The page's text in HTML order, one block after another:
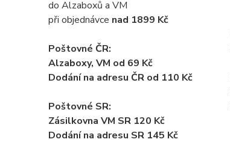
do Alzaboxů a VM
při objednávce nad 1899 Kč
Poštovné ČR:
Alzaboxy, VM od 69 Kč
Dodání na adresu ČR od 110 Kč
Poštovné SR:
Zásilkovna VM SR 120 Kč
Dodánína adresu SR 145 Kč